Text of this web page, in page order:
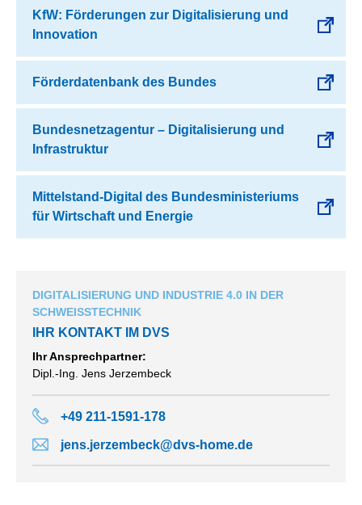
KfW: Förderungen zur Digitalisierung und
Innovation
Förderdatenbank des Bundes
Bundesnetzagentur – Digitalisierung und
Infrastruktur
Mittelstand-Digital des Bundesministeriums
für Wirtschaft und Energie
DIGITALISIERUNG UND INDUSTRIE 4.0 IN DER
SCHWEISSTECHNIK
IHR KONTAKT IM DVS
Ihr Ansprechpartner:
Dipl.-Ing. Jens Jerzembeck
+49 211-1591-178
jens.jerzembeck@dvs-home.de